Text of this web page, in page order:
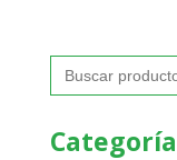
Buscar: